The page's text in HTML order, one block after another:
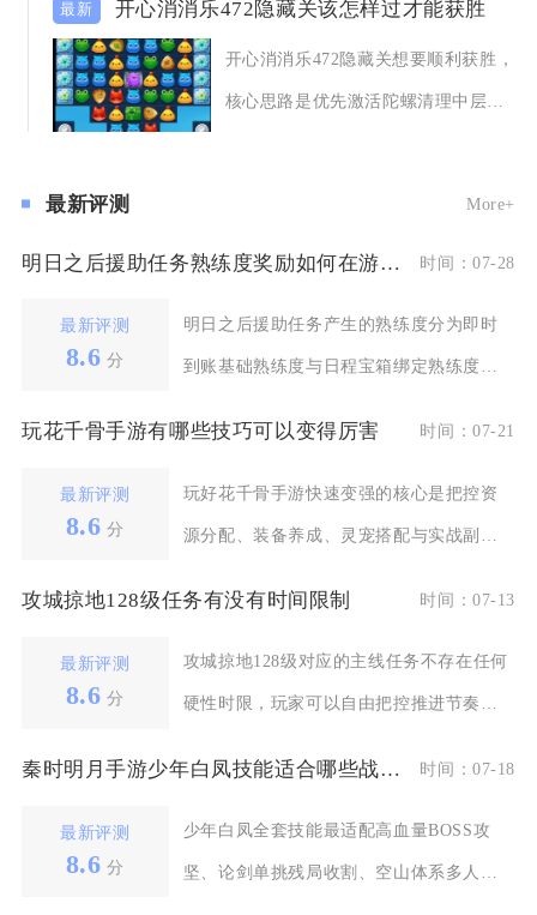
开心消消乐472隐藏关该怎样过才能获胜
开心消消乐472隐藏关想要顺利获胜，
核心思路是优先激活陀螺清理中层障
最新评测 More+
明日之后援助任务熟练度奖励如何在游戏中兑换或提取 时间：07-28
最新评测
8.6 分
明日之后援助任务产生的熟练度分为即时
到账基础熟练度与日程宝箱绑定熟练度两
玩花千骨手游有哪些技巧可以变得厉害 时间：07-21
最新评测
8.6 分
玩好花千骨手游快速变强的核心是把控资
源分配、装备养成、灵宠搭配与实战副本
攻城掠地128级任务有没有时间限制 时间：07-13
最新评测
8.6 分
攻城掠地128级对应的主线任务不存在任何
硬性时限，玩家可以自由把控推进节奏，
秦时明月手游少年白凤技能适合哪些战斗场景 时间：07-18
最新评测
8.6 分
少年白凤全套技能最适配高血量BOSS攻
坚、论剑单挑残局收割、空山体系多人推